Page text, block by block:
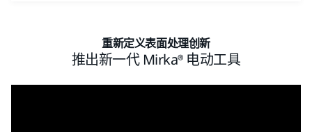
重新定义表面处理创新
推出新一代 Mirka® 电动工具